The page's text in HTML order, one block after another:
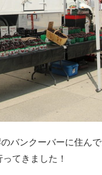
バンクーバーに住ん
てきました！